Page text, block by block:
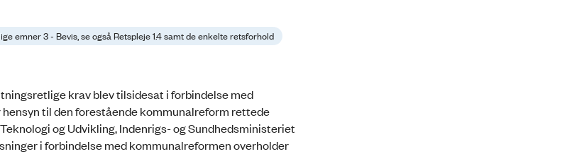
emner 3 - Bevis, se også Retspleje 1.4 samt de enkelte retsforhold
krav blev tilsidesat i forbindelse med
til den forestående kommunalreform rettede
og Udvikling, Indenrigs- og Sundhedsministeriet
i forbindelse med kommunalreformen overholder